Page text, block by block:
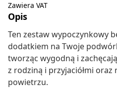
Zawiera VAT
Opis
Ten zestaw wypoczynkowy
dodatkiem na Twoje
tworząc wygodną i
z rodziną i przyjaciółmi oraz
powietrzu.